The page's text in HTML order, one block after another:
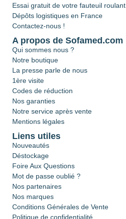
Essai gratuit de votre fauteuil roulant
Dépôts logistiques en France
Contactez-nous !
A propos de Sofamed.com
Qui sommes nous ?
Notre boutique
La presse parle de nous
1ère visite
Codes de réduction
Nos garanties
Notre service après vente
Mentions légales
Liens utiles
Nouveautés
Déstockage
Foire Aux Questions
Mot de passe oublié ?
Nos partenaires
Nos marques
Conditions Générales de Vente
Politique de confidentialité